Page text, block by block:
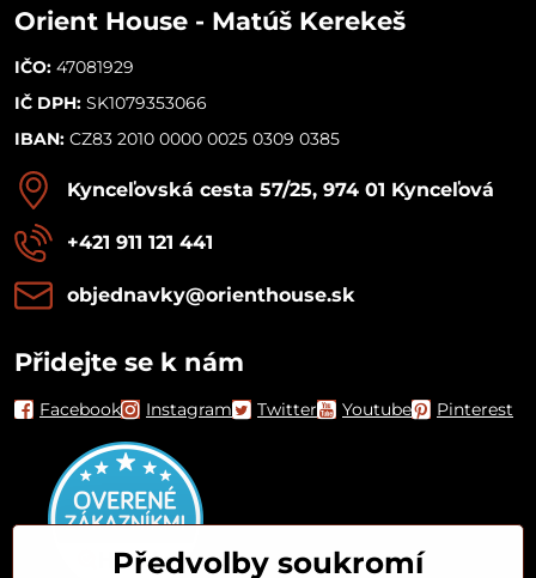
Orient House - Matúš Kerekeš
IČO: 47081929
IČ DPH: SK1079353066
IBAN: CZ83 2010 0000 0025 0309 0385
Kynceľovská cesta 57/25, 974 01 Kynceľová
+421 911 121 441
objednavky​@orienthouse​.sk
Přidejte se k nám
Facebook Instagram Twitter Youtube Pinterest
Předvolby soukromí